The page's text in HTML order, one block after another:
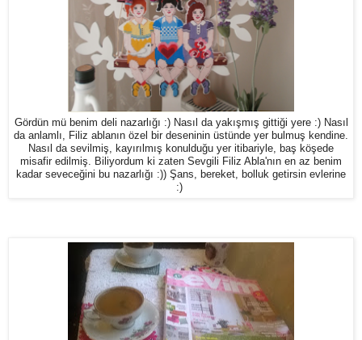
Gördün mü benim deli nazarlığı :) Nasıl da yakışmış gittiği yere :) Nasıl
da anlamlı, Filiz ablanın özel bir deseninin üstünde yer bulmuş kendine.
Nasıl da sevilmiş, kayırılmış konulduğu yer itibariyle, baş köşede
misafir edilmiş. Biliyordum ki zaten Sevgili Filiz Abla'nın en az benim
kadar seveceğini bu nazarlığı :)) Şans, bereket, bolluk getirsin evlerine
:)